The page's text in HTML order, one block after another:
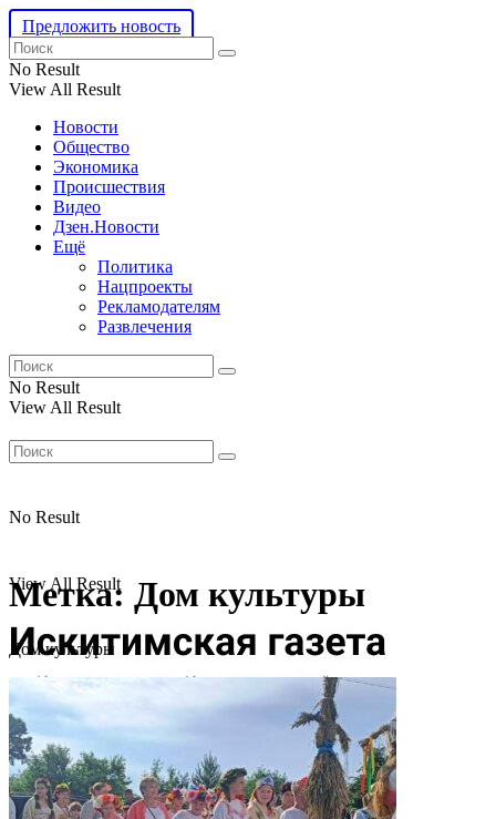
Предложить новость
No Result
View All Result
Новости
Общество
Экономика
Происшествия
Видео
Дзен.Новости
Ещё
Политика
Нацпроекты
Рекламодателям
Развлечения
No Result
View All Result
No Result
View All Result
Метка: Дом культуры
Дом культуры